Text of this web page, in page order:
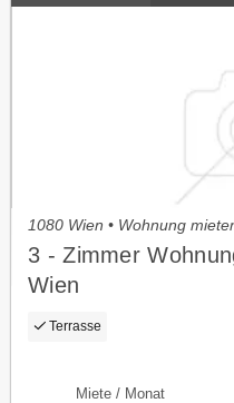
1080 Wien • Wohnung
3 - Zimmer
Wien
Terrasse
Miete / Monat